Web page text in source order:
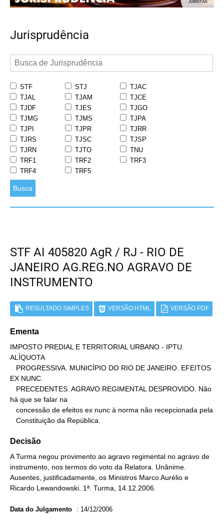
Jurisprudência
STF STJ
TJAC
TJAL
TJAM
TJCE
TJDF
TJES
TJGO
TJMG
TJMS
TJPA
TJPI
TJPR
TJRR
TJRS
TJSC
TJSP
TJRN
TJTO
TNU
TRF1
TRF2
TRF3
TRF4
TRF5
Busca
STF AI 405820 AgR / RJ - RIO DE
JANEIRO AG.REG.NO AGRAVO DE
INSTRUMENTO
RESULTADO SIMPLES VERSÃO HTML VERSÃO PDF
Ementa
IMPOSTO PREDIAL E TERRITORIAL URBANO - IPTU.
ALÍQUOTA
EX NUNC.
há que se falar na
   Constituição da República.
Decisão
A Turma negou provimento ao agravo regimental no agravo de
instrumento, nos termos do voto da Relatora. Unânime.
Ausentes, justificadamente, os Ministros Marco Aurélio e
Ricardo Lewandowski. 1ª. Turma, 14.12.2006.
Data do Julgamento : 14/12/2006